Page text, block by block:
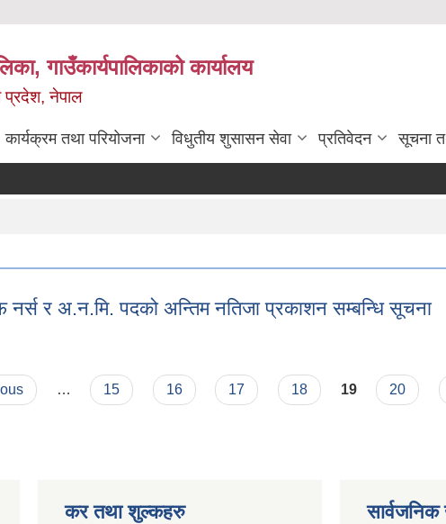
गाउँकार्यपालिकाको कार्यालय
प्रदेश, नेपाल
कार्यक्रम तथा परियोजना विधुतीय शुसासन सेवा प्रतिवेदन सूचना
नर्स र अ.न.मि. पदको अन्तिम नतिजा प्रकाशन सम्बन्धि सूचना
… 15 16 17 18 19 20
कर तथा शुल्कहरु